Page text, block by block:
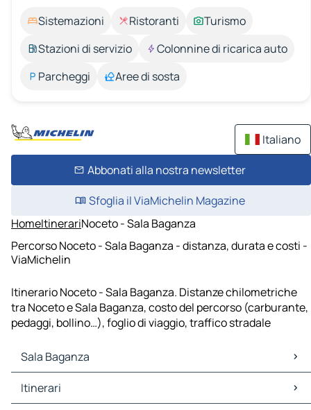
Sistemazioni Ristoranti
Turismo
Stazioni di servizio
Colonnine di ricarica auto
Parcheggi
Aree di sosta
Italiano
Abbonati alla nostra newsletter
Sfoglia il ViaMichelin Magazine
HomeItinerariNoceto - Sala Baganza
Percorso Noceto - Sala Baganza - distanza, durata e costi -
ViaMichelin
Itinerario Noceto - Sala Baganza. Distanze chilometriche
tra Noceto e Sala Baganza, costo del percorso (carburante,
pedaggi, bollino…), foglio di viaggio, traffico stradale
Sala Baganza
Sala Baganza Mappe Piantine
Sala Baganza Traffico
Itinerari